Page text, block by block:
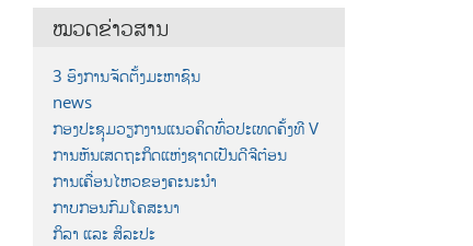
ໝວດຂ່າວສານ
3 ອົງການຈັດຕັ້ງມະຫາຊົນ
news
ກອງປະຊຸມວຽກງານແນວຄິດທົ່ວປະເທດຄັ້ງທີ V
ການຫັນເສດຖະກິດແຫ່ງຊາດເປັນດີຈີຕ໋ອນ
ການເຄື່ອນໄຫວຂອງຄະນະນຳ
ກາບກອນກົມໂຄສະນາ
ກິລາ ແລະ ສິລະປະ